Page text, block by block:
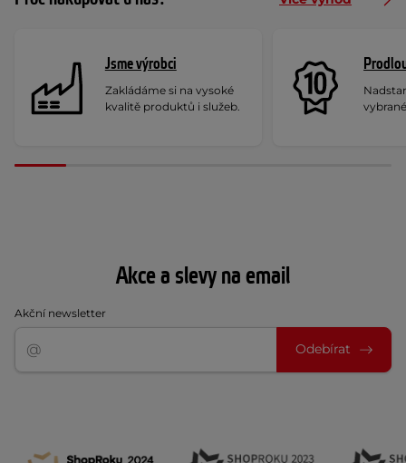
Jsme výrobci
Zakládáme si na vysoké
kvalitě produktů i služeb.
Akce a slevy na email
Akční newsletter
Odebírat